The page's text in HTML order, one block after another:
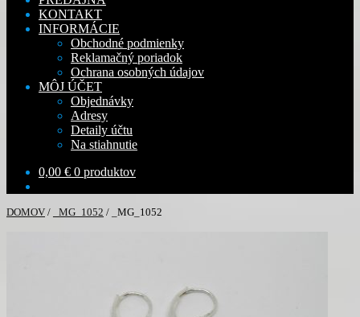
KONTAKT
INFORMÁCIE
Obchodné podmienky
Reklamačný poriadok
Ochrana osobných údajov
MÔJ ÚČET
Objednávky
Adresy
Detaily účtu
Na stiahnutie
0,00 € 0 produktov
DOMOV / _MG_1052 / _MG_1052